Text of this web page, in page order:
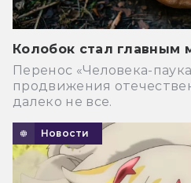
Колобок стал главным
Перенос «Человека-
продвижения
далеко не все.
Новости